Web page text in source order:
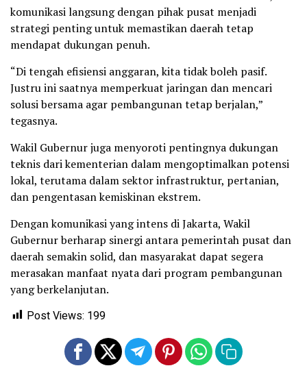
komunikasi langsung dengan pihak pusat menjadi
strategi penting untuk memastikan daerah tetap
mendapat dukungan penuh.
“Di tengah efisiensi anggaran, kita tidak boleh pasif.
Justru ini saatnya memperkuat jaringan dan mencari
solusi bersama agar pembangunan tetap berjalan,”
tegasnya.
Wakil Gubernur juga menyoroti pentingnya dukungan
teknis dari kementerian dalam mengoptimalkan potensi
lokal, terutama dalam sektor infrastruktur, pertanian,
dan pengentasan kemiskinan ekstrem.
Dengan komunikasi yang intens di Jakarta, Wakil
Gubernur berharap sinergi antara pemerintah pusat dan
daerah semakin solid, dan masyarakat dapat segera
merasakan manfaat nyata dari program pembangunan
yang berkelanjutan.
Post Views: 199